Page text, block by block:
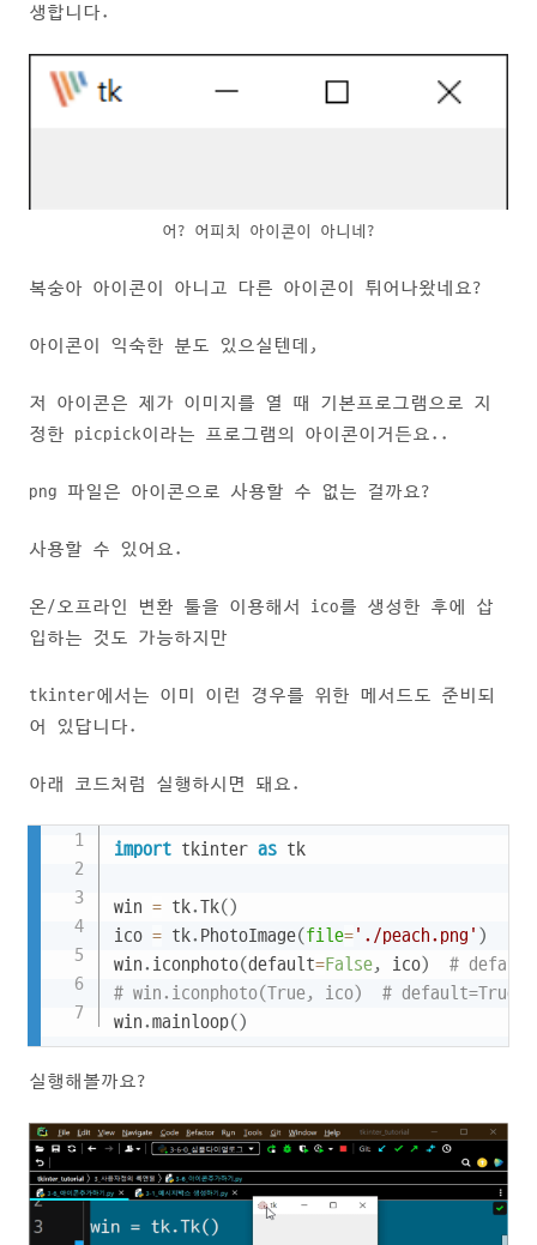
생합니다.
어? 어피치 아이콘이 아니네?
복숭아 아이콘이 아니고 다른 아이콘이 튀어나왔네요?
아이콘이 익숙한 분도 있으실텐데,
저 아이콘은 제가 이미지를 열 때 기본프로그램으로 지
정한 picpick이라는 프로그램의 아이콘이거든요..
png 파일은 아이콘으로 사용할 수 없는 걸까요?
사용할 수 있어요.
온/오프라인 변환 툴을 이용해서 ico를 생성한 후에 삽
입하는 것도 가능하지만
tkinter에서는 이미 이런 경우를 위한 메서드도 준비되
어 있답니다.
아래 코드처럼 실행하시면 돼요.
import tkinter as tk
win = tk.Tk()
ico = tk. PhotoImage(file='./peach.png' )
win. iconphoto(default=False, ico)
#
# win.iconphoto(True, ico)  # default=True로
win.mainloop()
실행해볼까요?